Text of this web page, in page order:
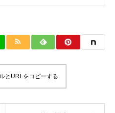
ト級日本王者 トレーニング依頼は
とURLをコピーする